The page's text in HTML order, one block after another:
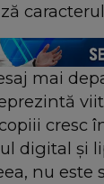
mai
cresc
digital și
nu este